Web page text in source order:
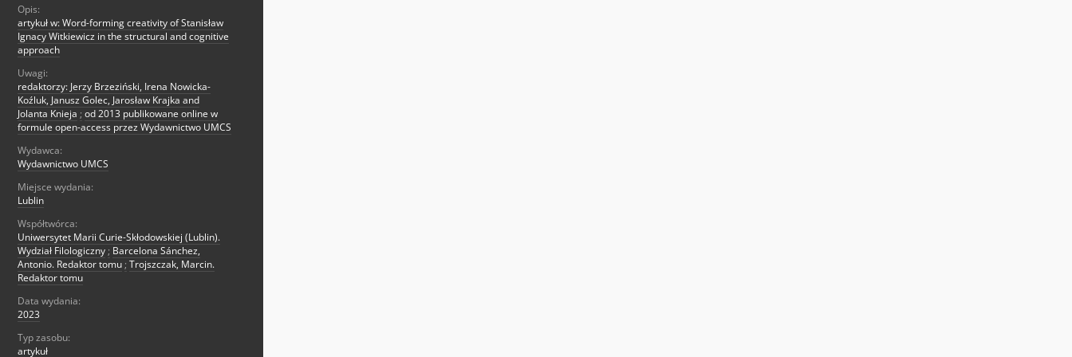
Opis:
artykuł w: Word-forming creativity of Stanisław
Ignacy Witkiewicz in the structural and cognitive
approach
Uwagi:
redaktorzy: Jerzy Brzeziński, Irena Nowicka-
Koźluk, Janusz Golec, Jarosław Krajka and
Jolanta Knieja ; od 2013 publikowane online w
formule open-access przez Wydawnictwo UMCS
Wydawca:
Wydawnictwo UMCS
Miejsce wydania:
Lublin
Współtwórca:
Uniwersytet Marii Curie-Skłodowskiej (Lublin).
Wydział Filologiczny ; Barcelona Sánchez,
Antonio. Redaktor tomu ; Trojszczak, Marcin.
Redaktor tomu
Data wydania:
2023
Typ zasobu:
artykuł